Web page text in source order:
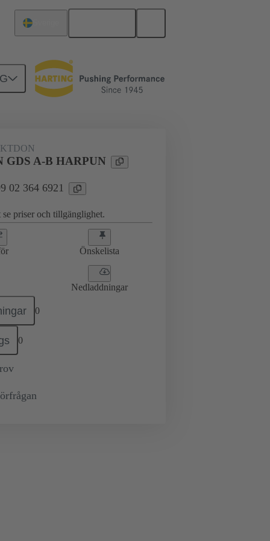
till dotterkort 09 02 364 6921
GDS A-B HARPUN
02 364 6921
priser och tillgänglighet.
Önskelista
Nedladdningar
0
0